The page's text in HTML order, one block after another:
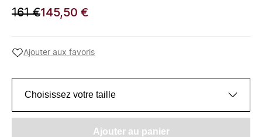
161 €145,50 €
Ajouter aux favoris
Choisissez votre taille
Ajouter au panier